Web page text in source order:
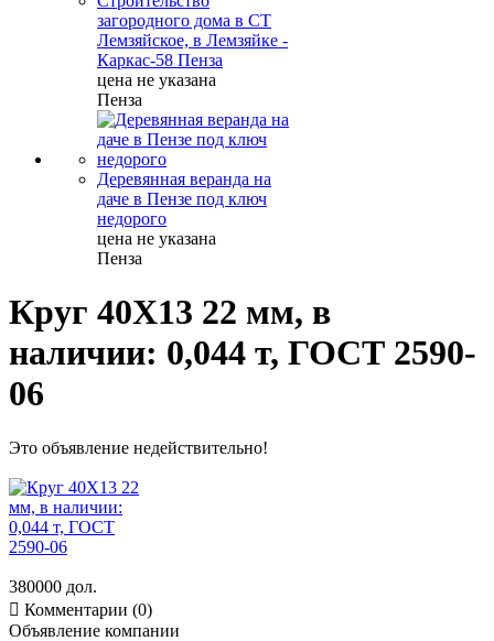
загородного дома в СТ
Лемзяйское, в Лемзяйке -
Каркас-58 Пенза
цена не указана
Пенза
Деревянная веранда на
даче в Пензе под ключ
недорого
цена не указана
Пенза
Круг 40Х13 22 мм, в
наличии: 0,044 т, ГОСТ 2590-
06
Это объявление недействительно!
380000 дол.
 Комментарии (0)
Объявление компании